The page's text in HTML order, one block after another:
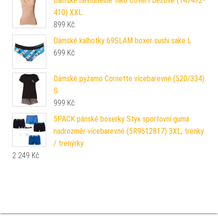
410) XXL
899 Kč
Dámské kalhotky 69SLAM boxer sushi sake L
699 Kč
Dámské pyžamo Cornette vícebarevné (520/334)
S
999 Kč
5PACK pánské boxerky Styx sportovní guma
nadrozměr vícebarevné (5R9612817) 3XL, trenky
/ trenýrky
2 249 Kč